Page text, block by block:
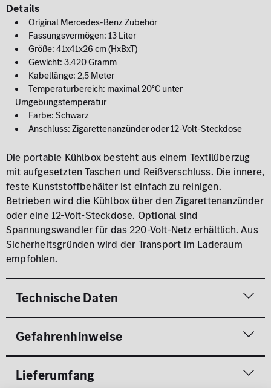
Details
Original Mercedes-Benz Zubehör
Fassungsvermögen: 13 Liter
Größe: 41x41x26 cm (HxBxT)
Gewicht: 3.420 Gramm
Kabellänge: 2,5 Meter
Temperaturbereich: maximal 20°C unter
Umgebungstemperatur
Farbe: Schwarz
Anschluss: Zigarettenanzünder oder 12-Volt-Steckdose
Die portable Kühlbox besteht aus einem Textilüberzug
mit aufgesetzten Taschen und Reißverschluss. Die innere,
feste Kunststoffbehälter ist einfach zu reinigen.
Betrieben wird die Kühlbox über den Zigarettenanzünder
oder eine 12-Volt-Steckdose. Optional sind
Spannungswandler für das 220-Volt-Netz erhältlich. Aus
Sicherheitsgründen wird der Transport im Laderaum
empfohlen.
Technische Daten
Gefahrenhinweise
Lieferumfang